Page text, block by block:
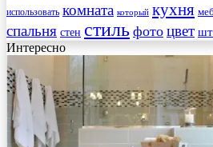
использовать комната который кухня
спальня стен стиль фото цвет
Интересно